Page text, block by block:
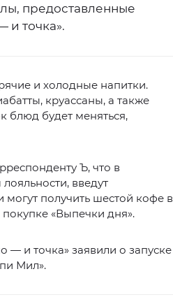
предоставленные
и точка».
и холодные напитки.
круассаны, а также
блюд будет меняться,
Ъ, что в
введут
получить шестой кофе в
«Выпечки дня».
— и точка» заявили о запуске
Мил».